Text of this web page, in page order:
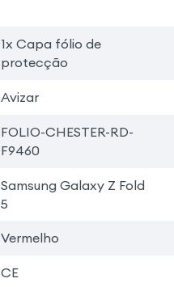
1x Capa fólio de
protecção
Avizar
FOLIO-CHESTER-RD-
F9460
Samsung Galaxy Z Fold
5
Vermelho
CE